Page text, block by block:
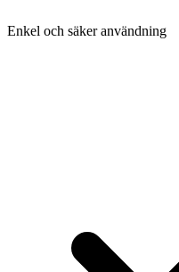
Enkel och säker användning